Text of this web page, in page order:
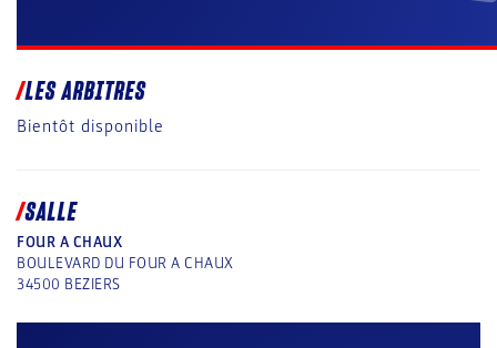
LES ARBITRES
Bientôt disponible
SALLE
FOUR A CHAUX
BOULEVARD DU FOUR A CHAUX
34500 BEZIERS